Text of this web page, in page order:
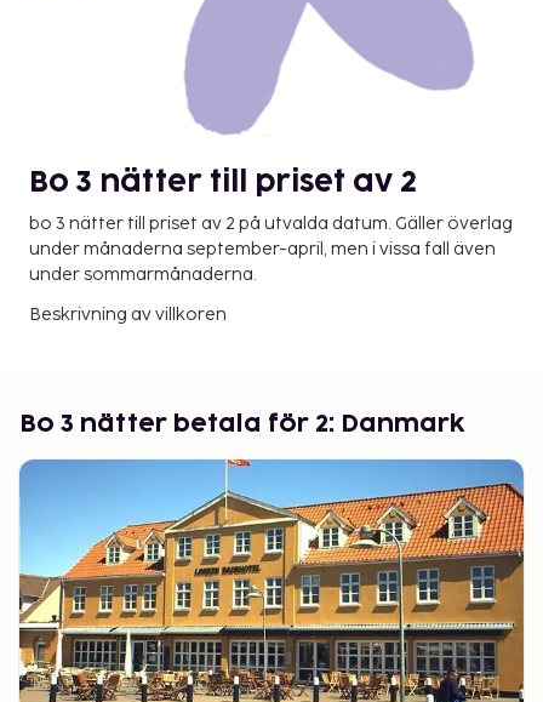
Bo 3 nätter till priset av 2
bo 3 nätter till priset av 2 på utvalda datum. Gäller överlag
under månaderna september-april, men i vissa fall även
under sommarmånaderna.
Beskrivning av villkoren
Bo 3 nätter betala för 2: Danmark